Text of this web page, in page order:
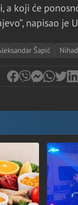
a koji će
napisao je
Šapić